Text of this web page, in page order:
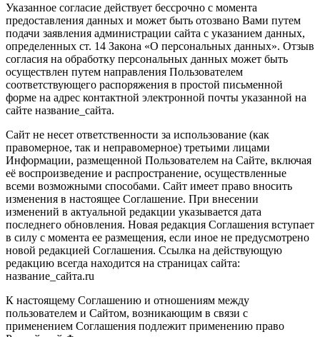
Указанное согласие действует бессрочно с момента
предоставления данных и может быть отозвано Вами путем
подачи заявления администрации сайта с указанием данных,
определенных ст. 14 Закона «О персональных данных». Отзыв
согласия на обработку персональных данных может быть
осуществлен путем направления Пользователем
соответствующего распоряжения в простой письменной
форме на адрес контактной электронной почты указанной на
сайте название_сайта.
Сайт не несет ответственности за использование (как
правомерное, так и неправомерное) третьими лицами
Информации, размещенной Пользователем на Сайте, включая
её воспроизведение и распространение, осуществленные
всеми возможными способами. Сайт имеет право вносить
изменения в настоящее Соглашение. При внесении
изменений в актуальной редакции указывается дата
последнего обновления. Новая редакция Соглашения вступает
в силу с момента ее размещения, если иное не предусмотрено
новой редакцией Соглашения. Ссылка на действующую
редакцию всегда находится на страницах сайта:
название_сайта.ru
К настоящему Соглашению и отношениям между
пользователем и Сайтом, возникающим в связи с
применением Соглашения подлежит применению право